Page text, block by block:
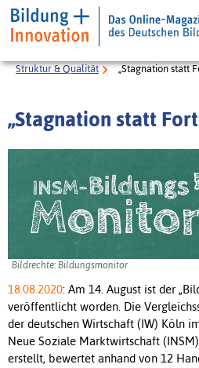
Struktur & Qualität „Stagnation statt
„Stagnation statt
Bildrechte: Bildungsmonitor
18.08.2020: Am 14. August ist der
veröffentlicht worden. Die
der deutschen Wirtschaft (IW) Köln
Neue Soziale Marktwirtschaft
erstellt, bewertet anhand von 12